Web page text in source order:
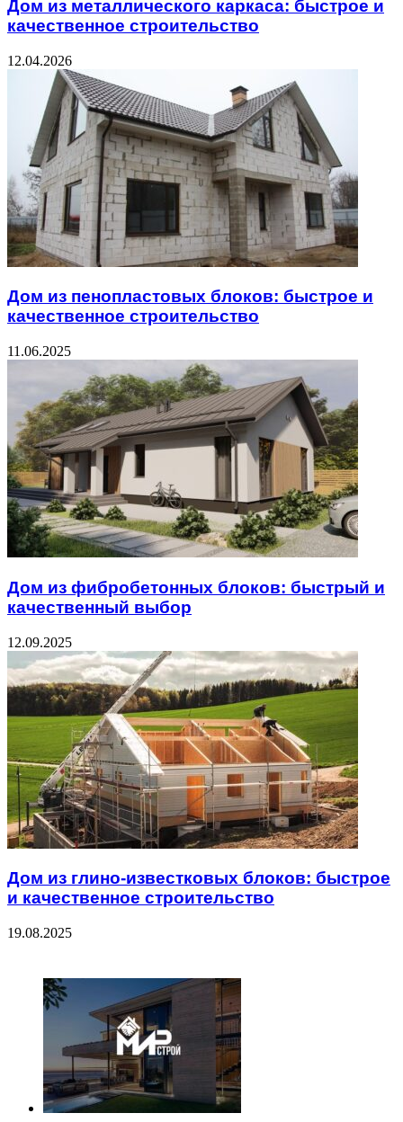
Дом из металлического каркаса: быстрое и
качественное строительство
12.04.2026
Дом из пенопластовых блоков: быстрое и
качественное строительство
11.06.2025
Дом из фибробетонных блоков: быстрый и
качественный выбор
12.09.2025
Дом из глино-известковых блоков: быстрое
и качественное строительство
19.08.2025